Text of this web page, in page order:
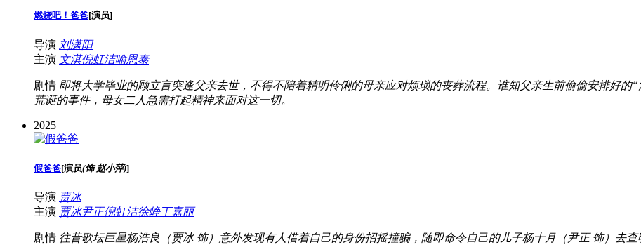
燃烧吧！爸爸[演员]
导演 刘潇阳
主演 文淇倪虹洁喻恩泰
剧情 即将大学毕业的顾立言突逢父亲去世，不得不陪着精明伶俐的母亲应对烦琐的丧葬流程。谁知父亲生前偷偷安排好的
荒诞的事件，母女二人急需打起精神来面对这一切。
2025
假爸爸[演员(饰 赵小萍)]
导演 贾冰
主演 贾冰尹正倪虹洁徐峥丁嘉丽
剧情 往昔歌坛巨星杨浩良（贾冰 饰）意外发现有人借着自己的身份招摇撞骗，随即命令自己的儿子杨十月（尹正 饰）去